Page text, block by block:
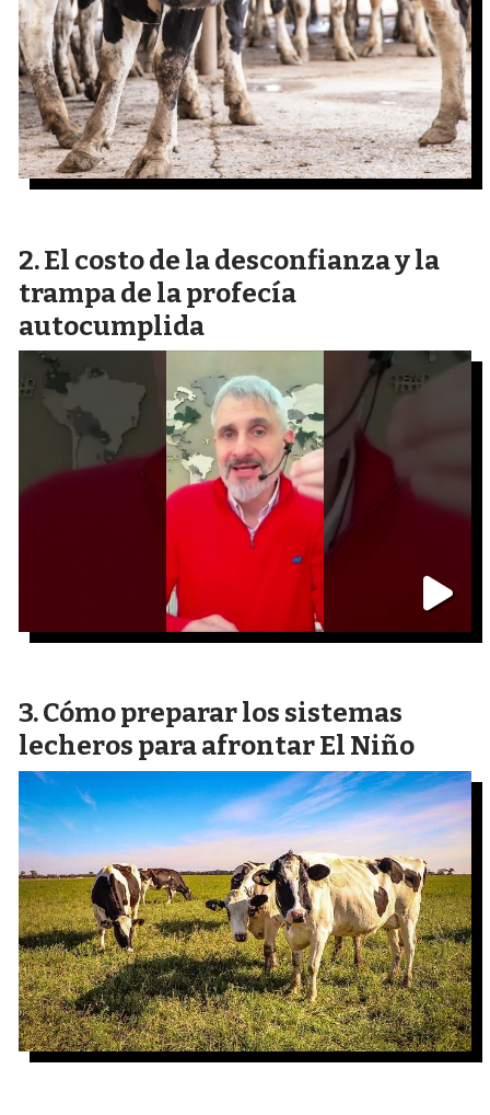
El costo de la desconfianza y la
trampa de la profecía
autocumplida
Cómo preparar los sistemas
lecheros para afrontar El Niño